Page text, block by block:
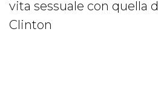
vita sessuale con quella
Clinton